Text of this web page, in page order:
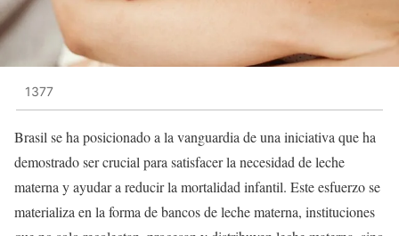
1377
Brasil se ha posicionado a la vanguardia de una iniciativa que ha
demostrado ser crucial para satisfacer la necesidad de leche
materna y ayudar a reducir la mortalidad infantil. Este esfuerzo se
materializa en la forma de bancos de leche materna, instituciones